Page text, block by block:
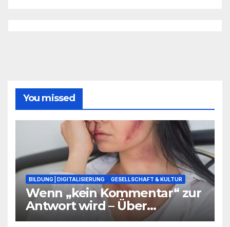
You missed
BILDUNG | DIGITALISIERUNG GESELLSCHAFT & KULTUR
Wenn „kein Kommentar“ zur
Antwort wird – Über
Warnsignale aus Schulen, die